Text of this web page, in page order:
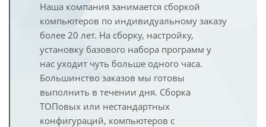
Наша компания занимается сборкой
компьютеров по индивидуальному заказу
более 20 лет. На сборку, настройку,
установку базового набора программ у
нас уходит чуть больше одного часа.
Большинство заказов мы готовы
выполнить в течении дня. Сборка
ТОПовых или нестандартных
конфигураций, компьютеров с